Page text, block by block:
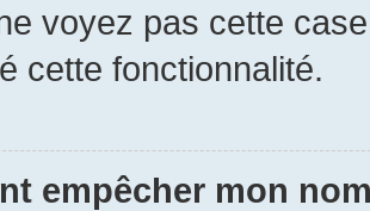
voyez pas cette
cette fonctionnalité.
empêcher mon